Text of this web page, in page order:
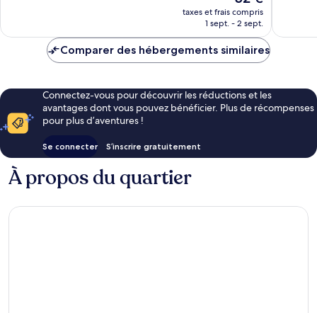
nouveau
prix
de
taxes et frais compris
1 sept. - 2 sept.
Comparer des hébergements similaires
Connectez-vous pour découvrir les réductions et les
avantages dont vous pouvez bénéficier. Plus de récompenses
pour plus d’aventures !
Se connecter S’inscrire gratuitement
À propos du quartier